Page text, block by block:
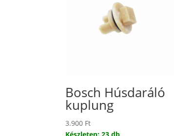
Bosch Húsdaráló
kuplung
3.900 Ft